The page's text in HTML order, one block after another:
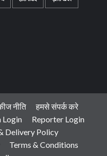
नीति
हमसे संपर्क करे
Login
Reporter Login
Delivery Policy
Terms & Conditions